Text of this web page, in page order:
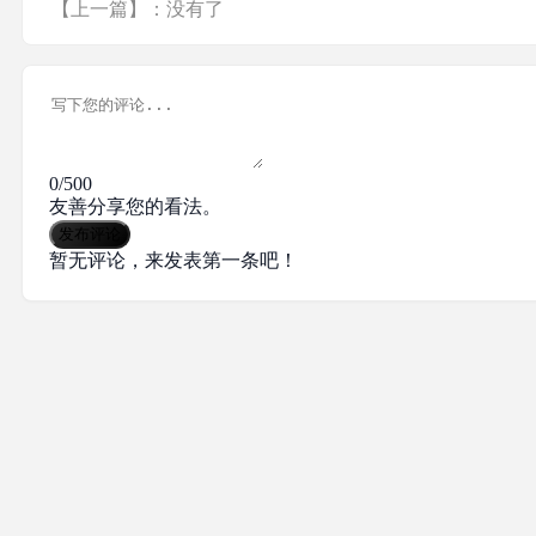
【上一篇】：没有了
0/500
友善分享您的看法。
发布评论
暂无评论，来发表第一条吧！